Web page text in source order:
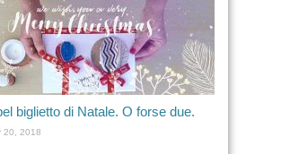
biglietto di Natale. O forse due.
20, 2018